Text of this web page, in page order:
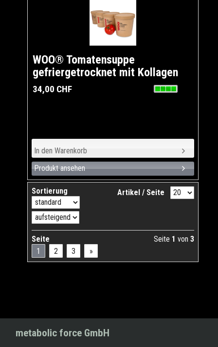
WOO® Tomatensuppe
gefriergetrocknet mit Kollagen
34,00 CHF
Produkt ansehen
Sortierung Artikel / Seite
Seite
1
2 3 »
Seite 1 von 3
metabolic force GmbH